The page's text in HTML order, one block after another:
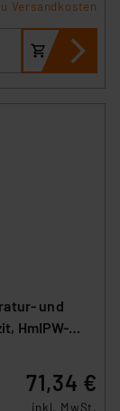
Versandkosten
und
HmIPW-
71,34 €
inkl. MwSt.